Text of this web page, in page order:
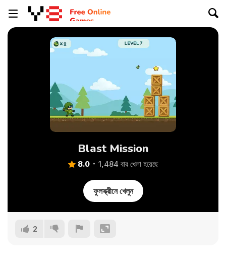
Blast Mission
8.0 1,484 বার খেলা হয়েছে
ফুলস্ক্রীনে খেলুন
2